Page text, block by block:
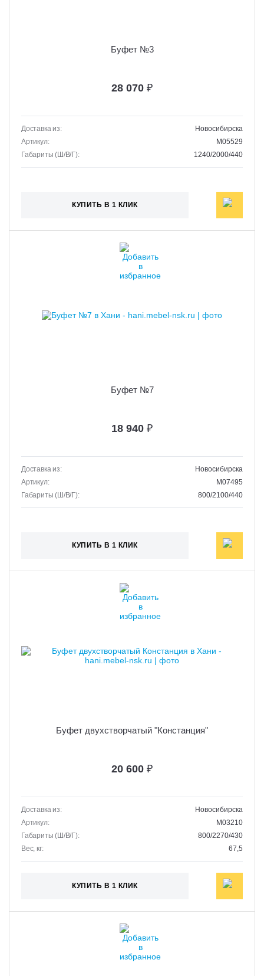
Буфет №3
28 070 ₽
Доставка из:
Новосибирска
Артикул:
M05529
Габариты (Ш/В/Г):
1240/2000/440
КУПИТЬ В 1 КЛИК
Буфет №7
18 940 ₽
Доставка из:
Новосибирска
Артикул:
M07495
Габариты (Ш/В/Г):
800/2100/440
КУПИТЬ В 1 КЛИК
Буфет двухстворчатый "Констанция"
20 600 ₽
Доставка из:
Новосибирска
Артикул:
M03210
Габариты (Ш/В/Г):
800/2270/430
Вес, кг:
67,5
КУПИТЬ В 1 КЛИК